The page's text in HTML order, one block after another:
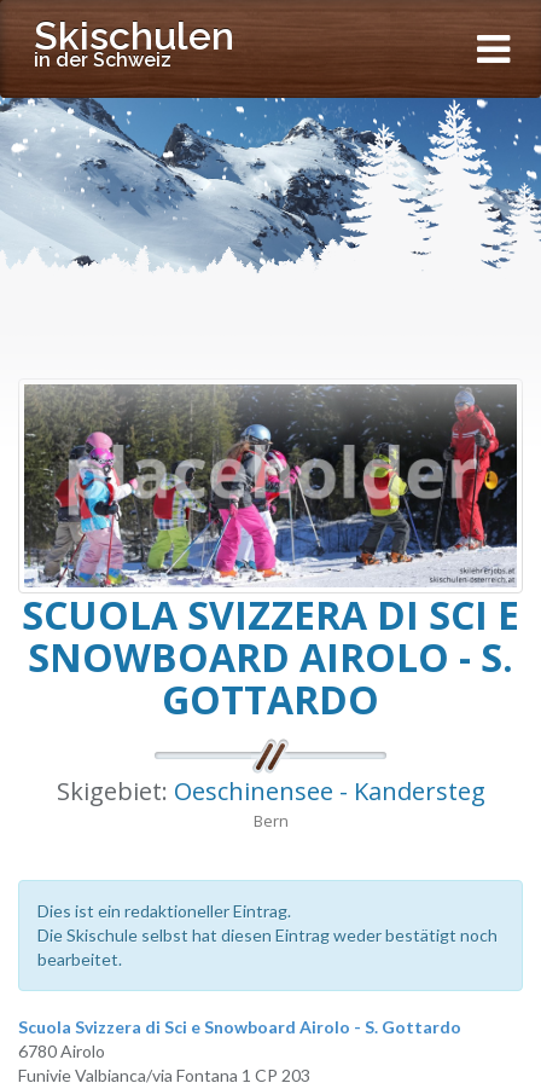
Skischulen
in der Schweiz
SCUOLA SVIZZERA DI SCI E
SNOWBOARD AIROLO - S.
GOTTARDO
Skigebiet: Oeschinensee - Kandersteg
Bern
Dies ist ein redaktioneller Eintrag.
Die Skischule selbst hat diesen Eintrag weder bestätigt noch
bearbeitet.
Scuola Svizzera di Sci e Snowboard Airolo - S. Gottardo
6780 Airolo
Funivie Valbianca/via Fontana 1 CP 203